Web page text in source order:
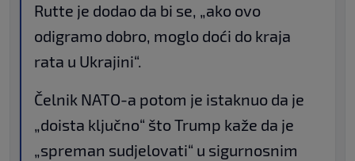
Rutte je dodao da bi se, „ako ovo
odigramo dobro, moglo doći do kraja
rata u Ukrajini“.
Čelnik NATO-a potom je istaknuo da je
„doista ključno“ što Trump kaže da je
„spreman sudjelovati“ u sigurnosnim